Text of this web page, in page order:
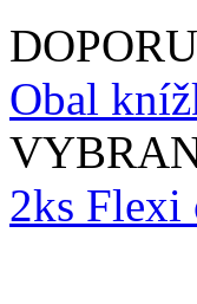
Obal
2ks Flexi